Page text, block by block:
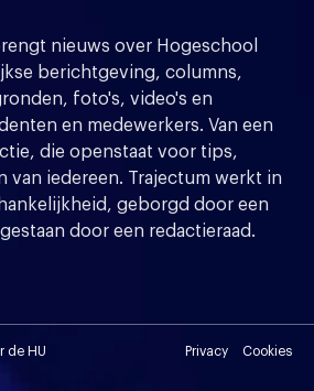
nieuws over Hogeschool
berichtgeving, columns,
foto's, video's en
en medewerkers. Van een
die openstaat voor tips,
van iedereen. Trajectum werkt in
geborgd door een
door een redactieraad.
de HU Privacy Cookies